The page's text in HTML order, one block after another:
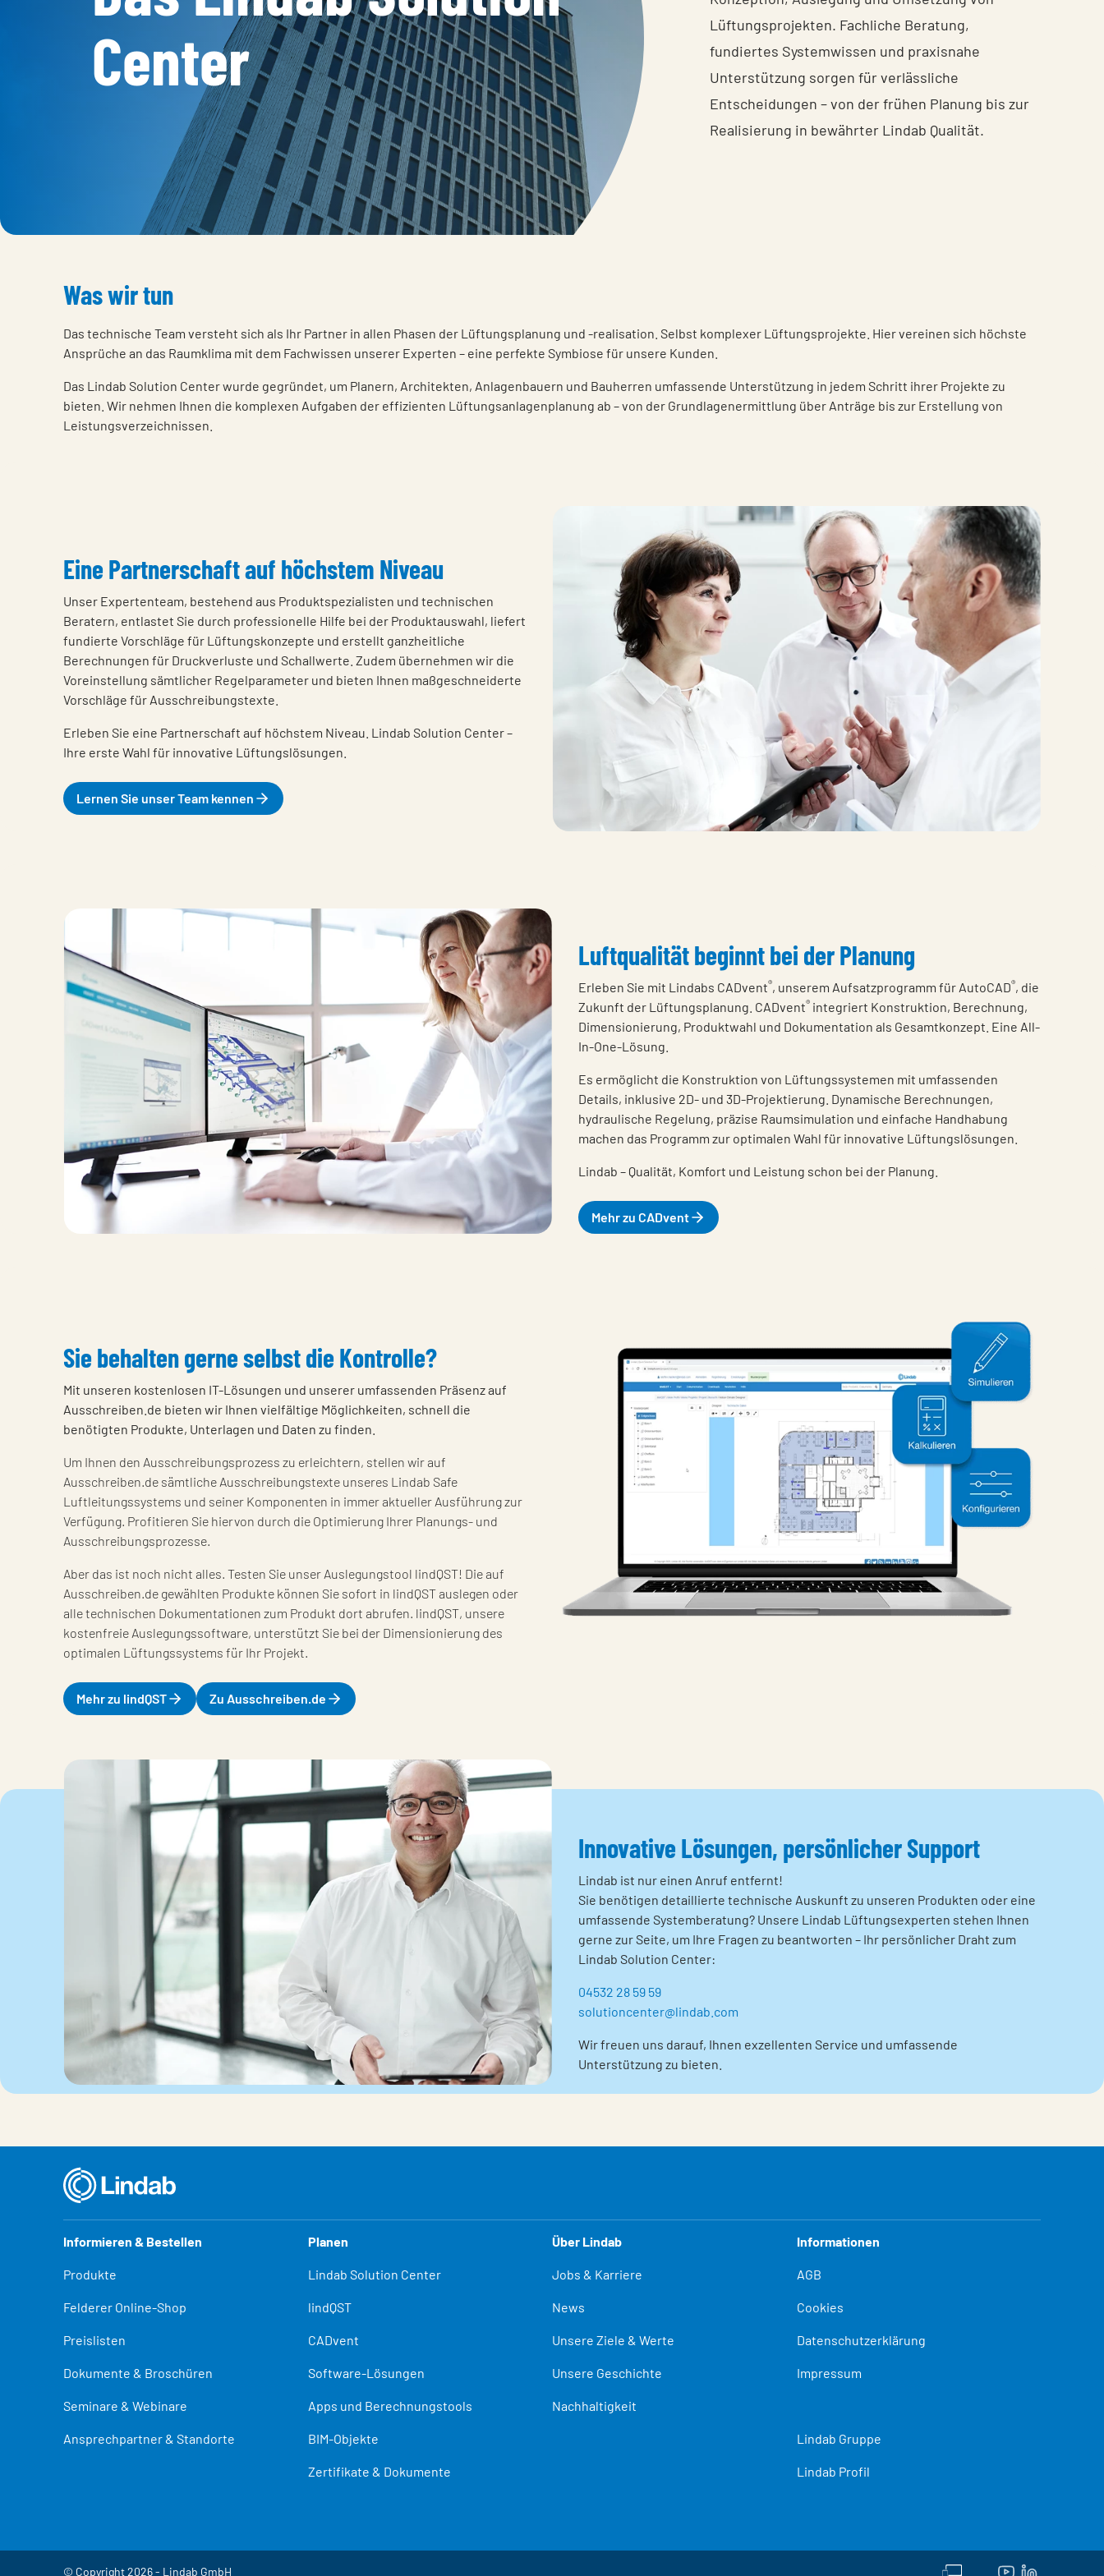
Center
Lüftungsprojekten. Fachliche Beratung,
fundiertes Systemwissen und praxisnahe
Unterstützung sorgen für verlässliche
Entscheidungen – von der frühen Planung bis zur
Realisierung in bewährter Lindab Qualität.
Was wir tun
Das technische Team versteht sich als Ihr Partner in allen Phasen der Lüftungsplanung und -realisation. Selbst komplexer Lüftungsprojekte. Hier vereinen sich höchste
Ansprüche an das Raumklima mit dem Fachwissen unserer Experten – eine perfekte Symbiose für unsere Kunden.
Das Lindab Solution Center wurde gegründet, um Planern, Architekten, Anlagenbauern und Bauherren umfassende Unterstützung in jedem Schritt ihrer Projekte zu
bieten. Wir nehmen Ihnen die komplexen Aufgaben der effizienten Lüftungsanlagenplanung ab – von der Grundlagenermittlung über Anträge bis zur Erstellung von
Leistungsverzeichnissen.
Eine Partnerschaft auf höchstem Niveau
Unser Expertenteam, bestehend aus Produktspezialisten und technischen
Beratern, entlastet Sie durch professionelle Hilfe bei der Produktauswahl, liefert
fundierte Vorschläge für Lüftungskonzepte und erstellt ganzheitliche
Berechnungen für Druckverluste und Schallwerte. Zudem übernehmen wir die
Voreinstellung sämtlicher Regelparameter und bieten Ihnen maßgeschneiderte
Vorschläge für Ausschreibungstexte.
Erleben Sie eine Partnerschaft auf höchstem Niveau. Lindab Solution Center –
Ihre erste Wahl für innovative Lüftungslösungen.
Lernen Sie unser Team kennen
Luftqualität beginnt bei der Planung
Erleben Sie mit Lindabs CADvent®, unserem Aufsatzprogramm für AutoCAD®, die
Zukunft der Lüftungsplanung. CADvent® integriert Konstruktion, Berechnung,
Dimensionierung, Produktwahl und Dokumentation als Gesamtkonzept. Eine All-
In-One-Lösung.
Es ermöglicht die Konstruktion von Lüftungssystemen mit umfassenden
Details, inklusive 2D- und 3D-Projektierung. Dynamische Berechnungen,
hydraulische Regelung, präzise Raumsimulation und einfache Handhabung
machen das Programm zur optimalen Wahl für innovative Lüftungslösungen.
Lindab – Qualität, Komfort und Leistung schon bei der Planung.
Mehr zu CADvent
Sie behalten gerne selbst die Kontrolle?
Mit unseren kostenlosen IT-Lösungen und unserer umfassenden Präsenz auf
Ausschreiben.de bieten wir Ihnen vielfältige Möglichkeiten, schnell die
benötigten Produkte, Unterlagen und Daten zu finden.
Um Ihnen den Ausschreibungsprozess zu erleichtern, stellen wir auf
Ausschreiben.de sämtliche Ausschreibungstexte unseres Lindab Safe
Luftleitungssystems und seiner Komponenten in immer aktueller Ausführung zur
Verfügung. Profitieren Sie hiervon durch die Optimierung Ihrer Planungs- und
Ausschreibungsprozesse.
Aber das ist noch nicht alles. Testen Sie unser Auslegungstool lindQST! Die auf
Ausschreiben.de gewählten Produkte können Sie sofort in lindQST auslegen oder
alle technischen Dokumentationen zum Produkt dort abrufen. lindQST, unsere
kostenfreie Auslegungssoftware, unterstützt Sie bei der Dimensionierung des
optimalen Lüftungssystems für Ihr Projekt.
Mehr zu lindQST Zu Ausschreiben.de
Innovative Lösungen, persönlicher Support
Lindab ist nur einen Anruf entfernt!
Sie benötigen detaillierte technische Auskunft zu unseren Produkten oder eine
umfassende Systemberatung? Unsere Lindab Lüftungsexperten stehen Ihnen
gerne zur Seite, um Ihre Fragen zu beantworten – Ihr persönlicher Draht zum
Lindab Solution Center:
04532 28 59 59
solutioncenter@lindab.com
Wir freuen uns darauf, Ihnen exzellenten Service und umfassende
Unterstützung zu bieten.
Informieren & Bestellen
Produkte
Felderer Online-Shop
Preislisten
Dokumente & Broschüren
Seminare & Webinare
Ansprechpartner & Standorte
Planen
Lindab Solution Center
lindQST
CADvent
Software-Lösungen
Apps und Berechnungstools
BIM-Objekte
Zertifikate & Dokumente
Über Lindab
Jobs & Karriere
News
Unsere Ziele & Werte
Unsere Geschichte
Nachhaltigkeit
Informationen
AGB
Cookies
Datenschutzerklärung
Impressum
Lindab Gruppe
Lindab Profil
© Copyright 2026 - Lindab GmbH